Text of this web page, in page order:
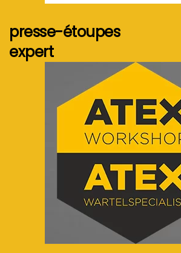
presse-étoupes
expert
Voir plus...